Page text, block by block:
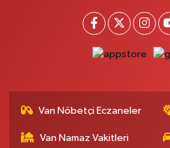
Hayat Eczanesi
Kışla Mah.Çınarlı Cad.1038 Sk.No:93 3-
0 (432) 354 37 36 Yol Tarifi Al
Van Nöbetçi Eczaneler
Van Namaz Vakitleri